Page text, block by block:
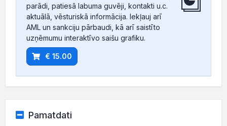
parādi, patiesā labuma guvēji, kontakti u.c.
aktuālā, vēsturiskā informācija. Iekļauj arī
AML un sankciju pārbaudi, kā arī saistīto
uzņēmumu interaktīvo saišu grafiku.
€ 15.00
Pamatdati